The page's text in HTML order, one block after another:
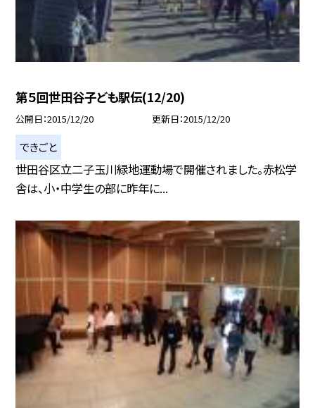
第５回世田谷子ども駅伝(12/20)
公開日 2015/12/20 更新日 2015/12/20
できごと
世田谷区立二子玉川緑地運動場で開催されました。赤松学
舎は、小・中学生の部に昨年に...